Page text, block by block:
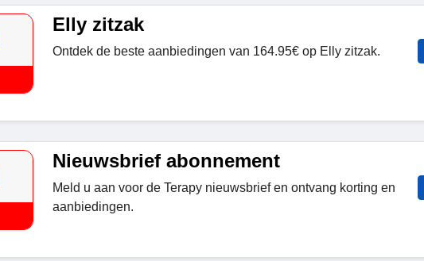
Elly zitzak
Ontdek de beste aanbiedingen van 164.95€ op Elly zitzak.
Nieuwsbrief abonnement
Meld u aan voor de Terapy nieuwsbrief en ontvang korting en
aanbiedingen.